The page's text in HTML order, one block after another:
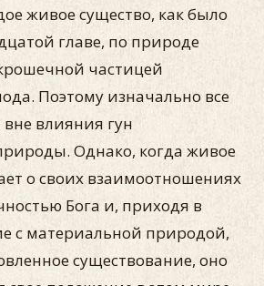
живое существо, как было
главе, по природе
частицей
Поэтому изначально все
влияния гун
Однако, когда живое
о своих взаимоотношениях
Бога и, приходя в
с материальной природой,
существование, оно